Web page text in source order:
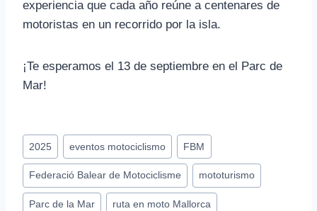
experiencia que cada año reúne a centenares de
motoristas en un recorrido por la isla.
¡Te esperamos el 13 de septiembre en el Parc de
Mar!
Etiquetas
de
la
entrada:
2025 eventos motociclismo FBM
Federació Balear de Motociclisme mototurismo
Parc de la Mar ruta en moto Mallorca